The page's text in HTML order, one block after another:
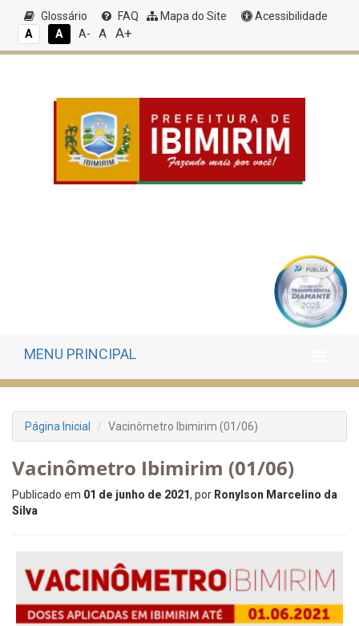
Glossário FAQ Mapa do Site
Acessibilidade
A
A A- A A+
MENU PRINCIPAL
Página Inicial Vacinômetro Ibimirim (01/06)
Vacinômetro Ibimirim (01/06)
Publicado em 01 de junho de 2021, por Ronylson Marcelino da
Silva